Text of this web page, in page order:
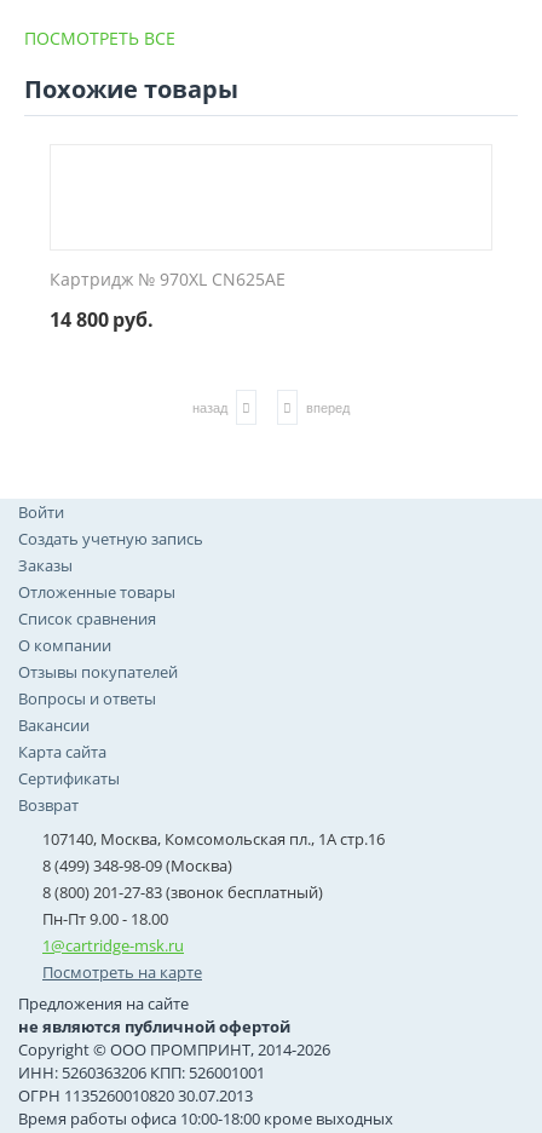
ПОСМОТРЕТЬ ВСЕ
Похожие товары
Картридж № 970XL CN625AE
14 800руб.
назад вперед
Войти
Создать учетную запись
Заказы
Отложенные товары
Список сравнения
О компании
Отзывы покупателей
Вопросы и ответы
Вакансии
Карта сайта
Сертификаты
Возврат
107140, Москва, Комсомольская пл., 1А стр.16
8 (499) 348-98-09 (Москва)
8 (800) 201-27-83 (звонок бесплатный)
Пн-Пт 9.00 - 18.00
1@cartridge-msk.ru
Посмотреть на карте
Предложения на сайте
не являются публичной офертой
Copyright © ООО ПРОМПРИНТ, 2014-2026
ИНН: 5260363206 КПП: 526001001
ОГРН 1135260010820 30.07.2013
Время работы офиса 10:00-18:00 кроме выходных